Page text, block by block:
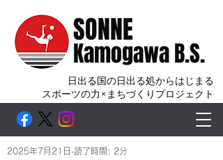
SONNE
Kamogawa B.S.
日出る国の日出る処からはじまる
スポーツの力×まちづくりプロジェクト
2025年7月21日 読了時間: 2分